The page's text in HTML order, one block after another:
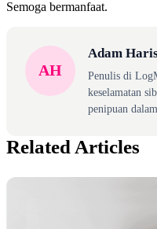
Semoga bermanfaat.
AH
Adam
Penulis di
keselamatan
penipuan
Related Articles